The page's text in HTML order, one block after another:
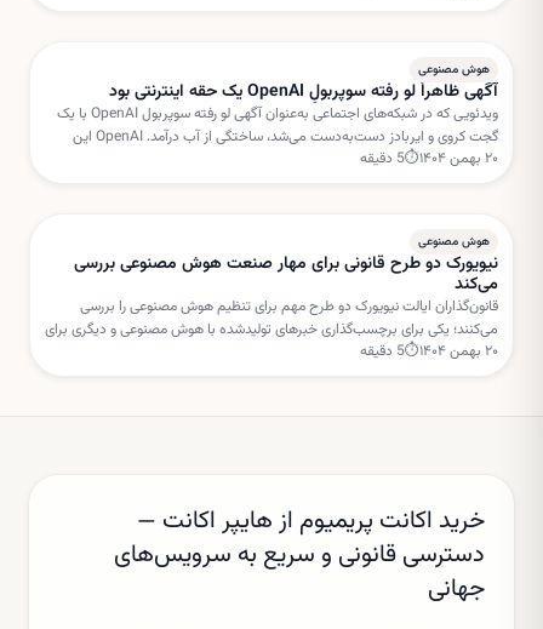
هوش مصنوعی
آگهی ظاهراً لو رفته سوپربولِ OpenAI یک حقه اینترنتی بود
ویدئویی که در شبکه‌های اجتماعی به‌عنوان آگهی لو رفته سوپربول OpenAI با یک
گجت کروی و ایربادز دست‌به‌دست می‌شد، ساختگی از آب درآمد. OpenAI این
داستان را «فیک نیوز» خوانده است.
۲۰ بهمن ۱۴۰۴ ⏱
5 دقیقه
هوش مصنوعی
نیویورک دو طرح قانونی برای مهار صنعت هوش مصنوعی بررسی
می‌کند
قانون‌گذاران ایالت نیویورک دو طرح مهم برای تنظیم هوش مصنوعی را بررسی
می‌کنند؛ یکی برای برچسب‌گذاری خبرهای تولیدشده با هوش مصنوعی و دیگری برای
تعلیق مجوز ساخت مراکز داده جدید.
۲۰ بهمن ۱۴۰۴ ⏱
5 دقیقه
خرید اکانت پریمیوم از هایپر اکانت —
دسترسی قانونی و سریع به سرویس‌های
جهانی